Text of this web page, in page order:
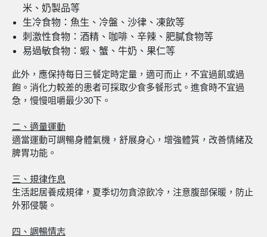
米、奶製品等
生冷食物：魚生、冷盤、沙律、凍飲等
刺激性食物：酒精、咖啡、辛辣、肥膩食物等
易過敏食物：蝦、蟹、牛奶、果仁等
此外，應保持每日三餐定時定量，適可而止，不宜過飢或過
飽。消化力較差的患者可採取少食多餐形式。進食時不宜過
急，慢慢咀嚼最少30下。
二、適量運動
適當運動可調暢身體氣機，舒展身心，增強體質，改善情緒及
脾胃功能。
三、規律作息
生活起居養成規律，夏季切勿貪涼飲冷，注意腹部保暖，防止
外邪侵襲。
四、調暢情志